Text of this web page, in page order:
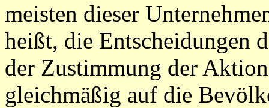
meisten dieser
heißt, die Entscheidungen
der Zustimmung der
gleichmäßig auf die